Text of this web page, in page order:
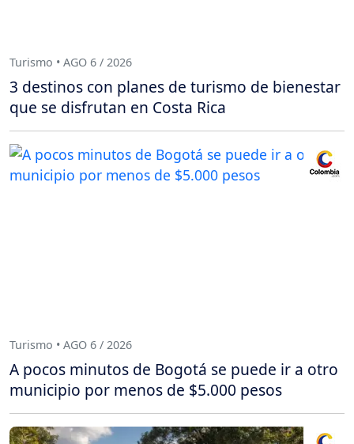
Turismo • AGO 6 / 2026
3 destinos con planes de turismo de bienestar
que se disfrutan en Costa Rica
Turismo • AGO 6 / 2026
A pocos minutos de Bogotá se puede ir a otro
municipio por menos de $5.000 pesos